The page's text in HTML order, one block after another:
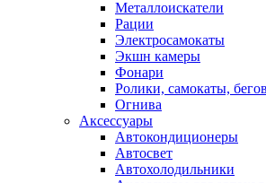
Металлоискатели
Рации
Электросамокаты
Экшн камеры
Фонари
Ролики, самокаты,
Огнива
Аксессуары
Автокондиционеры
Aвтосвет
Автохолодильники